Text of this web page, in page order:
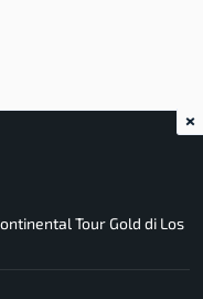
Tour Gold di Los
×